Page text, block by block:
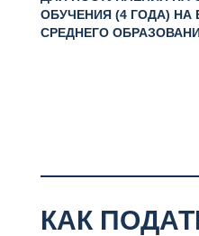
ОБУЧЕНИЯ (4 ГОДА) НА
СРЕДНЕГО
КАК